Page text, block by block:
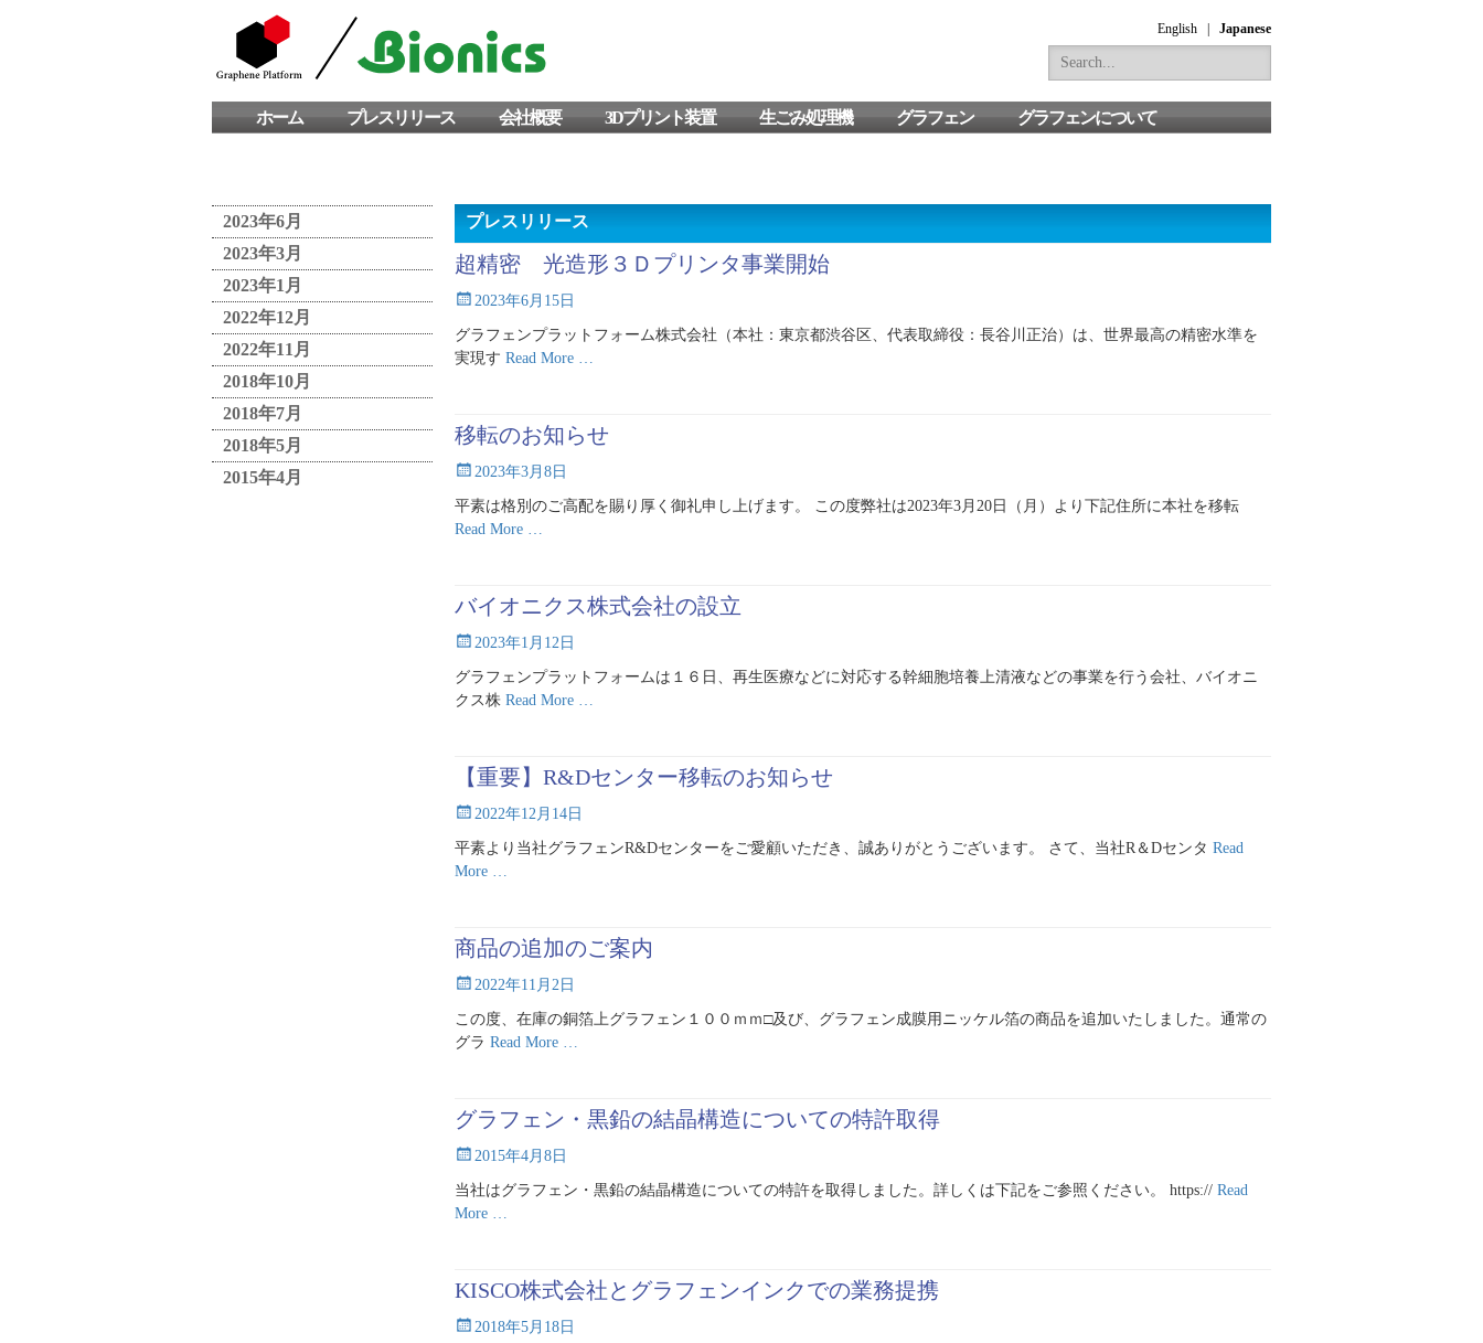
グラフェンプラットフォーム株式会社
Corporate website
English Japanese
for:
Primary Menu
Skip
to
ホーム プレスリリース 会社概要 3Dプリント装置 生ごみ処理機 グラフェン
グラフェンについて
プレスリリース
超精密 光造形３Ｄプリンタ事業開始
Posted2023年6月15日
グラフェンプラットフォーム株式会社（本社：東京都渋谷区、代表取締役：長谷川正治）は、世界最高の精密水準を
実現す Read More …
移転のお知らせ
Posted2023年3月8日
平素は格別のご高配を賜り厚く御礼申し上げます。 この度弊社は2023年3月20日（月）より下記住所に本社を移転
Read More …
バイオニクス株式会社の設立
Posted2023年1月12日
グラフェンプラットフォームは１６日、再生医療などに対応する幹細胞培養上清液などの事業を行う会社、バイオニ
クス株 Read More …
【重要】R&Dセンター移転のお知らせ
Posted2022年12月14日
平素より当社グラフェンR&Dセンターをご愛顧いただき、誠ありがとうございます。 さて、当社R＆Dセンタ Read
More …
商品の追加のご案内
Posted2022年11月2日
この度、在庫の銅箔上グラフェン１００ｍｍ□及び、グラフェン成膜用ニッケル箔の商品を追加いたしました。通常の
グラ Read More …
グラフェン・黒鉛の結晶構造についての特許取得
Posted2015年4月8日
当社はグラフェン・黒鉛の結晶構造についての特許を取得しました。詳しくは下記をご参照ください。 https:// Read
More …
KISCO株式会社とグラフェンインクでの業務提携
Posted2018年5月18日
2023年6月
2023年3月
2023年1月
2022年12月
2022年11月
2018年10月
2018年7月
2018年5月
2015年4月